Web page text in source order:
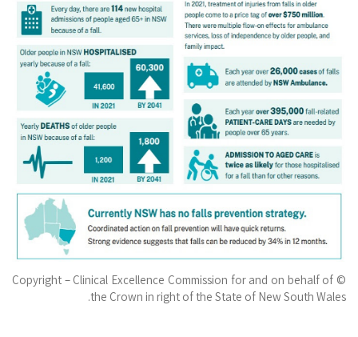
© Copyright – Clinical Excellence Commission for and on behalf of
the Crown in right of the State of New South Wales.